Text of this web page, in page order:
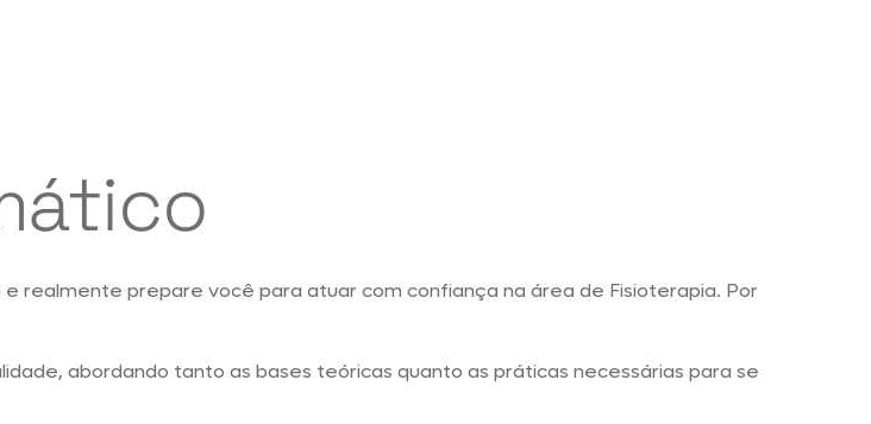
realmente prepare você para atuar com confiança na área de Fisioterapia. Por
abordando tanto as bases teóricas quanto as práticas necessárias para se